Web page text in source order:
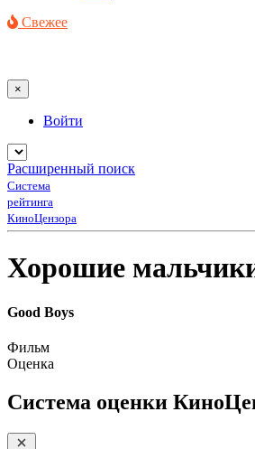
Свежее
×
Войти
Расширенный поиск
Система
рейтинга
КиноЦензора
Хорошие
Good Boys
Фильм
Оценка
Система оценки